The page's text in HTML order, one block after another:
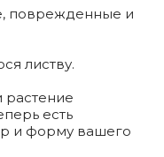
поврежденные и
листву.
растение
есть
и форму вашего